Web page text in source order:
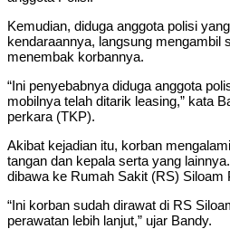
Kemudian, diduga anggota polisi
kendaraannya, langsung mengambil
menembak korbannya.
“Ini penyebabnya diduga anggota
mobilnya telah ditarik leasing,” kata
perkara (TKP).
Akibat kejadian itu, korban
tangan dan kepala serta yang
dibawa ke Rumah Sakit (RS) Siloam
“Ini korban sudah dirawat di RS
perawatan lebih lanjut,” ujar Bandy.